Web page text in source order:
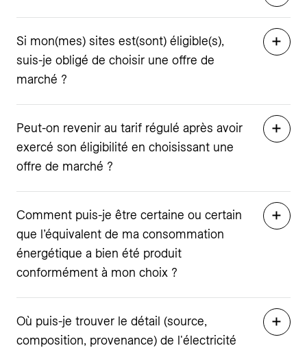
Si mon(mes) sites est(sont) éligible(s),
suis-je obligé de choisir une offre de
marché ?
Peut-on revenir au tarif régulé après avoir
exercé son éligibilité en choisissant une
offre de marché ?
Comment puis-je être certaine ou certain
que l’équivalent de ma consommation
énergétique a bien été produit
conformément à mon choix ?
Où puis-je trouver le détail (source,
composition, provenance) de l'électricité